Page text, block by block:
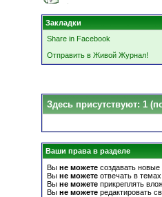
Закладки
Share in Facebook
Отправить в Живой Журнал!
Здесь присутствуют: 1
Ваши права в разделе
Вы не можете создавать
Вы не можете отвечать в темах
Вы не можете прикреплять
Вы не можете редактировать